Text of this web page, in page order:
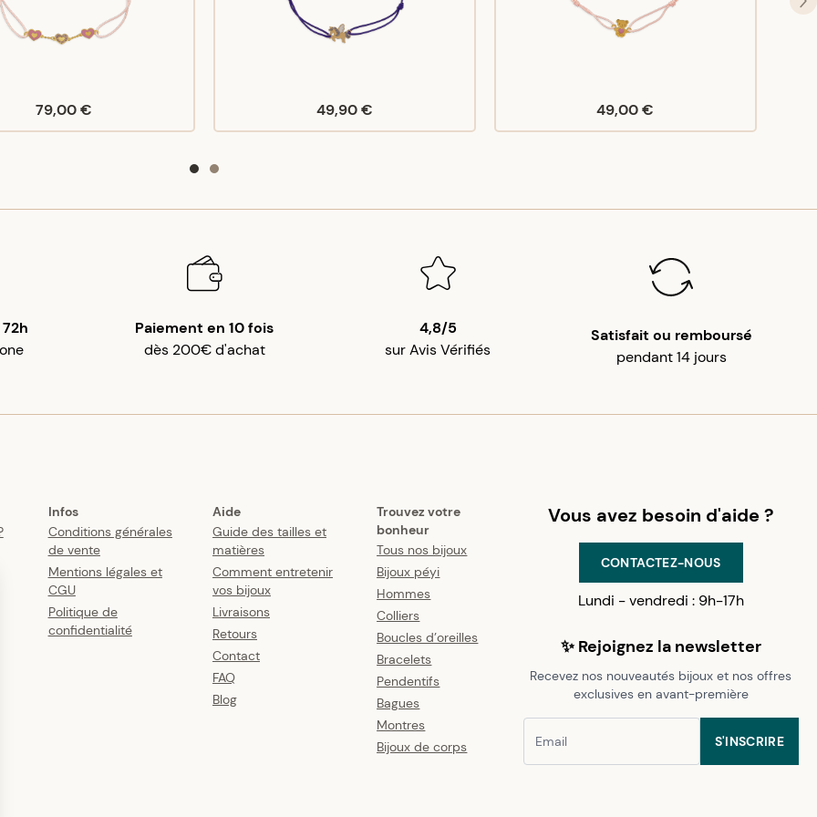
79,00 € 49,90 € 49,00 €
Paiement en 10 fois
dès 200€ d'achat
4,8/5
sur Avis Vérifiés
Satisfait ou remboursé
pendant 14 jours
Infos
Conditions générales
de vente
Mentions légales et
CGU
Politique de
confidentialité
Aide
Guide des tailles et
matières
Comment entretenir
vos bijoux
Livraisons
Retours
Contact
FAQ
Blog
Trouvez votre
bonheur
Tous nos bijoux
Bijoux péyi
Hommes
Colliers
Boucles d’oreilles
Bracelets
Pendentifs
Bagues
Montres
Bijoux de corps
Vous avez besoin d'aide ?
CONTACTEZ-NOUS
Lundi - vendredi : 9h-17h
✨ Rejoignez la newsletter
Recevez nos nouveautés bijoux et nos offres
exclusives en avant-première
S'INSCRIRE